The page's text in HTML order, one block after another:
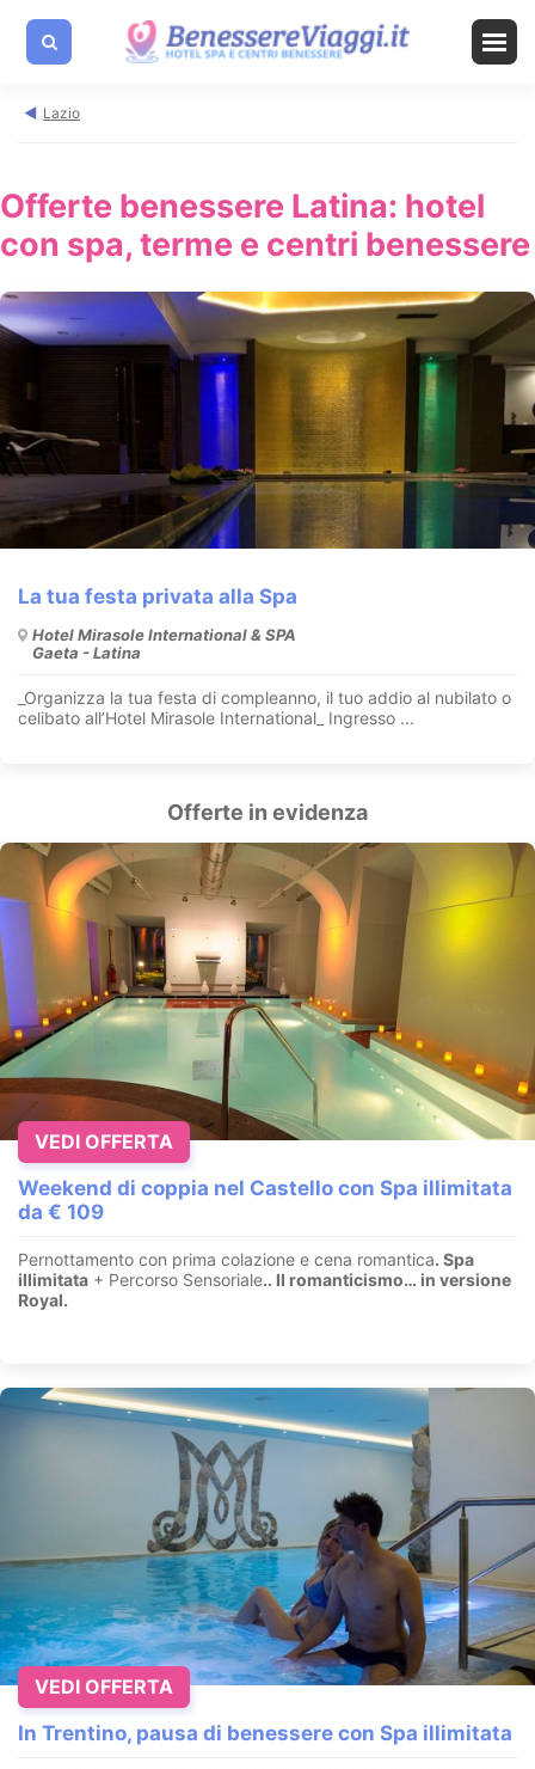
Lazio
Offerte benessere Latina: hotel
con spa, terme e centri benessere
La tua festa privata alla Spa
Hotel Mirasole International & SPA
Gaeta - Latina
_Organizza la tua festa di compleanno, il tuo addio al nubilato o
celibato all’Hotel Mirasole International_ Ingresso ...
A PARTIRE DA:
Offerte in evidenza
Weekend di coppia nel Castello con Spa illimitata
da € 109
Pernottamento con prima colazione e cena romantica. Spa
illimitata + Percorso Sensoriale.. Il romanticismo… in versione
Royal.
VEDI OFFERTA
In Trentino, pausa di benessere con Spa illimitata
VEDI OFFERTA